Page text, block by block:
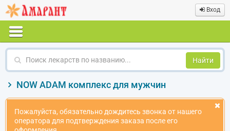
Вход
Поиск
названию
NOW ADAM комплекс для мужчин
Пожалуйста, обязательно дождитесь звонка от нашего
оператора для подтверждения заказа после его